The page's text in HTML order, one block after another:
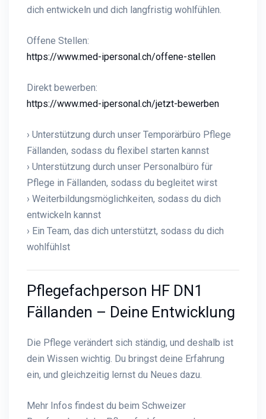
dich entwickeln und dich langfristig wohlfühlen.
Offene Stellen:
https://www.med-ipersonal.ch/offene-stellen
Direkt bewerben:
https://www.med-ipersonal.ch/jetzt-bewerben
› Unterstützung durch unser Temporärbüro Pflege
Fällanden, sodass du flexibel starten kannst
› Unterstützung durch unser Personalbüro für
Pflege in Fällanden, sodass du begleitet wirst
› Weiterbildungsmöglichkeiten, sodass du dich
entwickeln kannst
› Ein Team, das dich unterstützt, sodass du dich
wohlfühlst
Pflegefachperson HF DN1
Fällanden – Deine Entwicklung
Die Pflege verändert sich ständig, und deshalb ist
dein Wissen wichtig. Du bringst deine Erfahrung
ein, und gleichzeitig lernst du Neues dazu.
Mehr Infos findest du beim Schweizer